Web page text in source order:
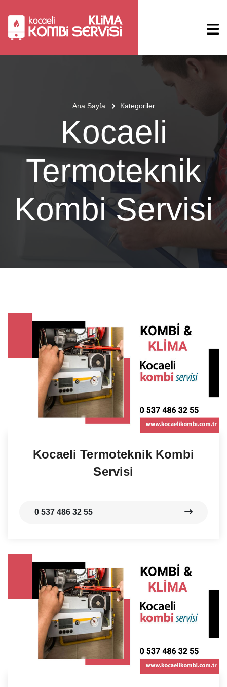
Ana Sayfa Kategoriler
Kocaeli
Termoteknik
Kombi Servisi
Kocaeli Termoteknik Kombi
Servisi
0 537 486 32 55